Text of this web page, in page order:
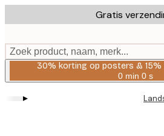
to
content.
Gratis
Zoek product, naam, merk...
30% korting op posters &
0 min 0 s
Geldig
2026-
▸